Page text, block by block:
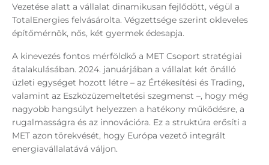
Vezetése alatt a vállalat dinamikusan fejlődött, végül a
TotalEnergies felvásárolta. Végzettsége szerint okleveles
építőmérnök, nős, két gyermek édesapja.
A kinevezés fontos mérföldkő a MET Csoport stratégiai
átalakulásában. 2024. januárjában a vállalat két önálló
üzleti egységet hozott létre – az Értékesítési és Trading,
valamint az Eszközüzemeltetési szegmenst –, hogy még
nagyobb hangsúlyt helyezzen a hatékony működésre, a
rugalmasságra és az innovációra. Ez a struktúra erősíti a
MET azon törekvését, hogy Európa vezető integrált
energiavállalatává váljon.